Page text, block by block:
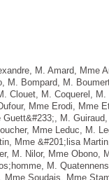
M. Amard, Mme
M. Bompard, M.
Clouet, M. Coquerel, M.
Mme Erodi, Mme
M.
Mme Leduc, M.
Mme &#201;lisa
M. Nilor, Mme Obono,
M.
Soudais, Mme